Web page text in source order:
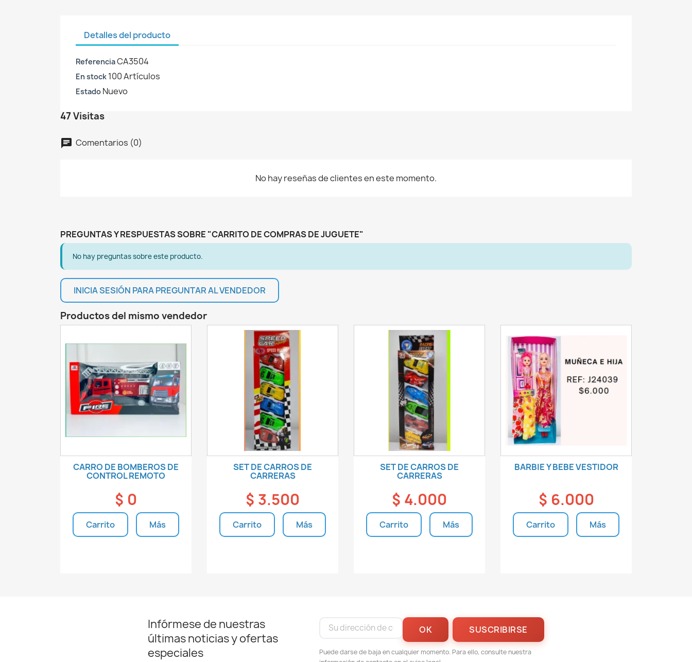
Añadir a la lista de deseos
Detalles del producto
ReferenciaCA3504
En stock 100 Artículos
Estado Nuevo
47 Visitas
chat Comentarios (0)
No hay reseñas de clientes en este momento.
PREGUNTAS Y RESPUESTAS SOBRE "CARRITO DE COMPRAS DE JUGUETE"
No hay preguntas sobre este producto.
INICIA SESIÓN PARA PREGUNTAR AL VENDEDOR
Productos del mismo vendedor
CARRO DE BOMBEROS DE
CONTROL REMOTO
$ 0
Carrito Más
SET DE CARROS DE
CARRERAS
$ 3.500
Carrito Más
SET DE CARROS DE
CARRERAS
$ 4.000
Carrito Más
BARBIE Y BEBE VESTIDOR
$ 6.000
Carrito Más
Infórmese de nuestras
últimas noticias y ofertas
especiales
Puede darse de baja en cualquier momento. Para ello, consulte nuestra